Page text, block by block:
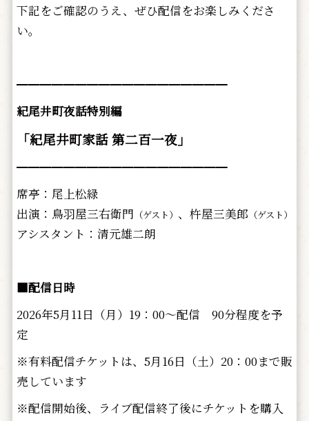
下記をご確認のうえ、ぜひ配信をお楽しみくださ
い。
━━━━━━━━━━━━━━━━━━
紀尾井町夜話特別編
「紀尾井町家話 第二百一夜」
━━━━━━━━━━━━━━━━━━
席亭：尾上松緑
出演：鳥羽屋三右衛門 （ゲスト） 、杵屋三美郎（ゲスト）
アシスタント：清元雄二朗
■配信日時
2026年5月11日（月）19：00～配信 90分程度を予
定
※有料配信チケットは、5月16日（土）20：00まで販
売しています
※配信開始後、ライブ配信終了後にチケットを購入